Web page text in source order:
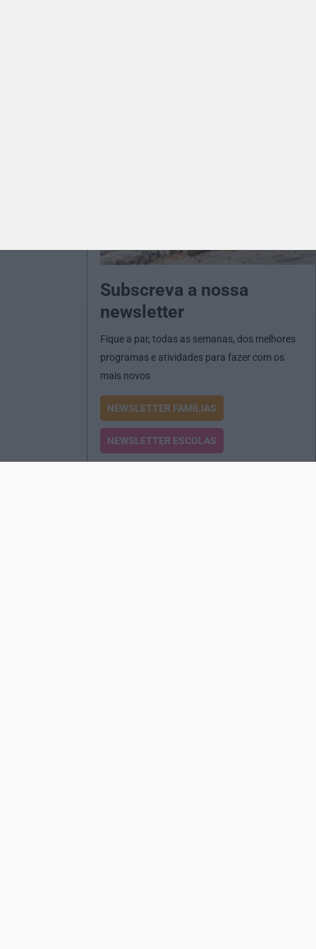
Subscreva a nossa
newsletter
Fique a par, todas as semanas, dos melhores
programas e atividades para fazer com os
mais novos
NEWSLETTER FAMÍLIAS
NEWSLETTER ESCOLAS